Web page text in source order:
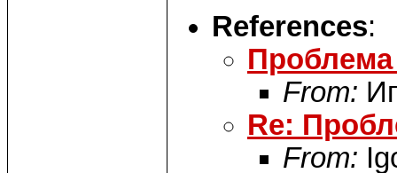
References:
From:
Re:
From: